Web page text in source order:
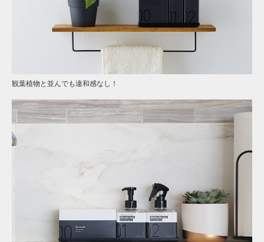
観葉植物と並んでも違和感なし！